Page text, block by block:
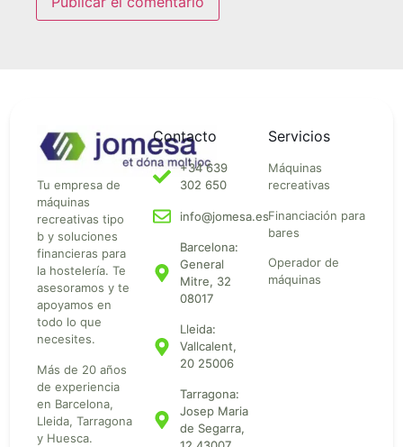
Tu empresa de
máquinas
recreativas tipo
b y soluciones
financieras para
la hostelería. Te
asesoramos y te
apoyamos en
todo lo que
necesites.
Más de 20 años
de experiencia
en Barcelona,
Lleida, Tarragona
y Huesca.
Contacto
+34 639
302 650
info@jomesa.es
Barcelona:
General
Mitre, 32
08017
Lleida:
Vallcalent,
20 25006
Tarragona:
Josep Maria
de Segarra,
Servicios
Máquinas
recreativas
Financiación para
bares
Operador de
máquinas